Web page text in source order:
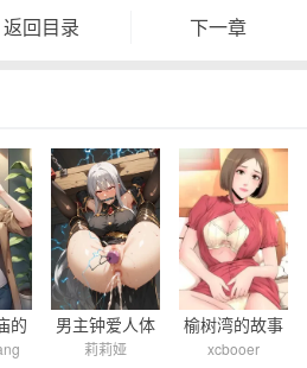
返回目录 下一章
的
男主钟爱人体
改造与SM，想
莉莉娅
榆树湾的故事
xcbooer